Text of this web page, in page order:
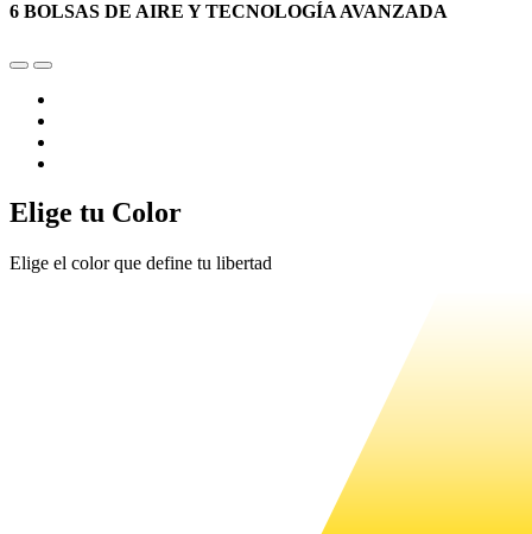
6 BOLSAS DE AIRE Y TECNOLOGÍA AVANZADA
Elige tu Color
Elige el color que define tu libertad